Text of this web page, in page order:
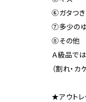
⑥ガタつき
⑦多少の
⑧その他
Ａ級品で
（割れ・
★アウトレ